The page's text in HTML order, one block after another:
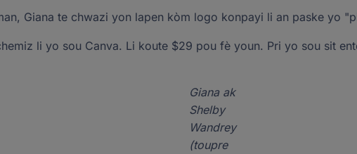
Giana te chwazi yon lapen kòm logo konpayi li an paske yo
li yo sou Canva. Li koute $29 pou fè youn. Pri yo sou sit
Giana ak
Shelby
Wandrey
(toupre